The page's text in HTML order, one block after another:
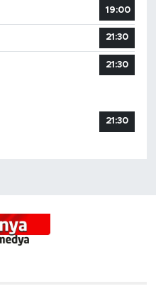
yaparsa yapsın onlara
hem de yerel
içinde çalışan Eray
Alanya her sorunun
damga vuruyor.
anlayışı ile hareket
Eray Erdem ve Alanya
19:00
21:30
21:30
21:30